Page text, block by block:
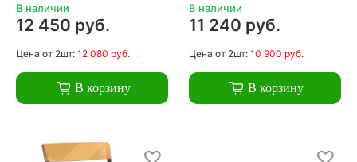
В наличии
12 450 руб.
Цена от 2шт: 12 080 руб.
В корзину
В наличии
11 240 руб.
Цена от 2шт: 10 900 руб.
В корзину